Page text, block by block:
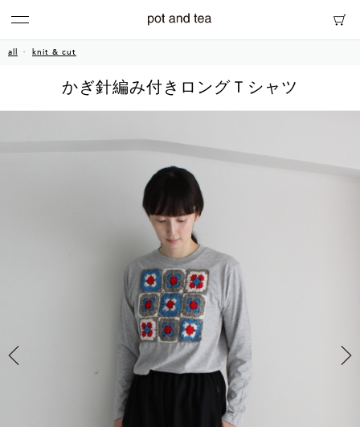
all knit & cut
かぎ針編み付きロングＴシャツ